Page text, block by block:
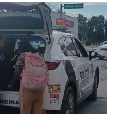
correo electrónico y sitio
para la próxima vez que